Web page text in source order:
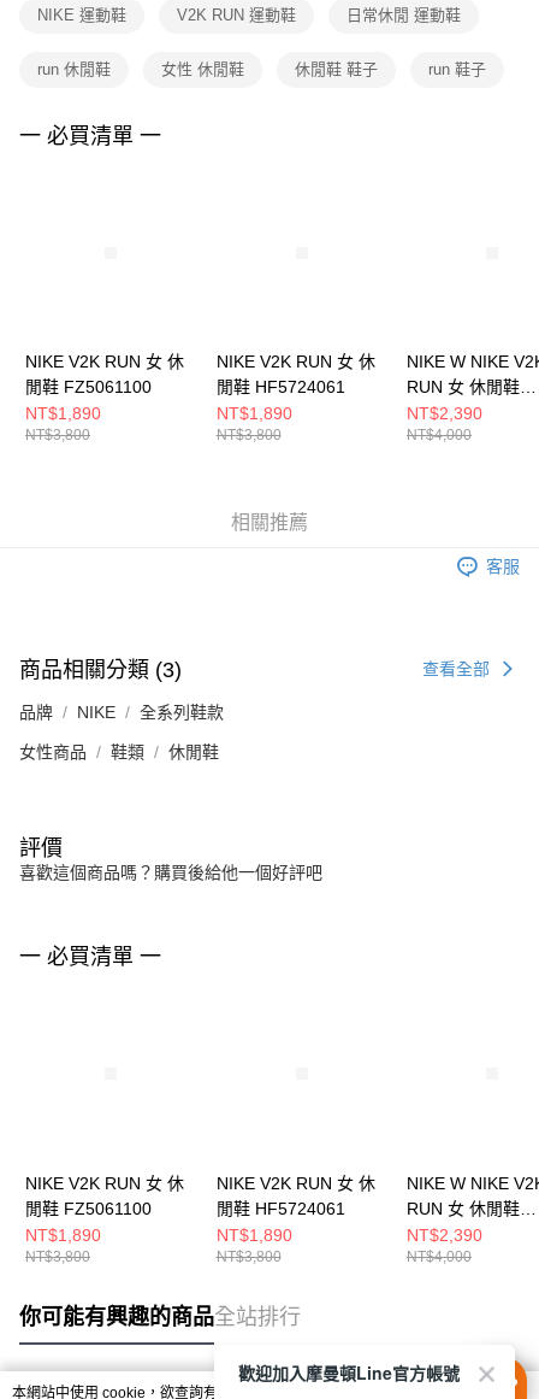
１．透過由恩沛科技股份有限公司提供之「AFTEE先享後付」服務完成之交
權轉讓予恩沛科技股份有限公司。
３．未成年的使用者請事先徵得法定代理人或監護人之同意方可使用
「AFTEE先享後付」，若未經同意申辦者引起之損失，本公司不負相關責
NIKE 運動鞋 V2K RUN 運動鞋 日常休閒 運動鞋
run 休閒鞋 女性 休閒鞋 休閒鞋 鞋子 run 鞋子
一 必買清單 一
NIKE V2K RUN 女 休
閒鞋 FZ5061100
NT$1,890
NT$3,800
NIKE V2K RUN 女 休
閒鞋 HF5724061
NT$1,890
NT$3,800
NIKE W NIKE
RUN 女 休閒鞋
HF5342100
NT$2,390
NT$4,000
相關推薦
客服
商品相關分類 (3) 查看全部
品牌 NIKE 全系列鞋款
女性商品 鞋類 休閒鞋
評價
喜歡這個商品嗎？購買後給他一個好評吧
一 必買清單 一
NIKE V2K RUN 女 休
閒鞋 FZ5061100
NT$1,890
NT$3,800
NIKE V2K RUN 女 休
閒鞋 HF5724061
NT$1,890
NT$3,800
NIKE W NIKE
RUN 女 休閒鞋
HF5342100
NT$2,390
NT$4,000
你可能有興趣的商品全站排行
本網站中使用 cookie，欲查詢有關本網站使用 cookie 方式之詳情，及若您不希
歡迎加入摩曼頓Line官方帳號